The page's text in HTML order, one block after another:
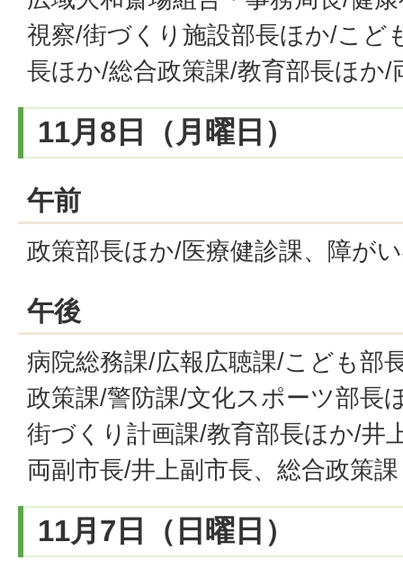
視察/街づくり施設部長ほか/こど
長ほか/総合政策課/教育部長ほか/
11月8日（月曜日）
午前
政策部長ほか/医療健診課、障が
午後
病院総務課/広報広聴課/こども部
政策課/警防課/文化スポーツ部長
街づくり計画課/教育部長ほか/井
両副市長/井上副市長、総合政策課
11月7日（日曜日）